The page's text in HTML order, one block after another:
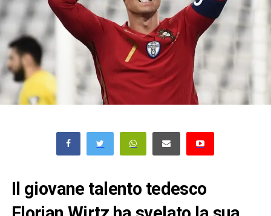
Il giovane talento tedesco